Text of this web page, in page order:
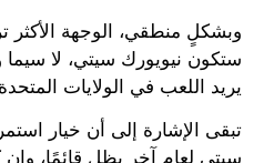
ستكون نيويورك سيتي، لا سيما
يريد اللعب في الولايات
تبقى الإشارة إلى أن خيار
سيتي لعام آخر يظل قائمًا،